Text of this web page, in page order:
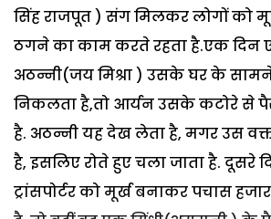
सिंह राजपूत ) संग मिलकर लोगों को
ठगने का काम करते रहता है.एक दिन
अठन्नी(जय मिश्रा ) उसके घर के
निकलता है,तो आर्यन उसके कटोरे से
है. अठन्नी यह देख लेता है, मगर उस
है, इसलिए रोते हुए चला जाता है. दूसरे
ट्रांसपोर्टर को मूर्ख बनाकर पचास